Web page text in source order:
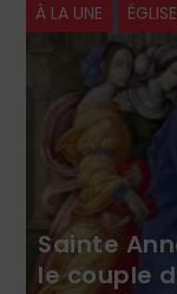
À LA UNE ÉGLISE
Sainte
le couple